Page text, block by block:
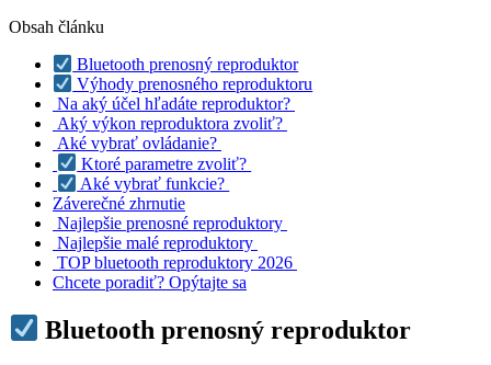
Obsah článku
Bluetooth prenosný reproduktor
Výhody prenosného reproduktoru
Na aký účel hľadáte reproduktor?
Aký výkon reproduktora zvoliť?
Aké vybrať ovládanie?
Ktoré parametre zvoliť?
Aké vybrať funkcie?
Záverečné zhrnutie
Najlepšie prenosné reproduktory
Najlepšie malé reproduktory
TOP bluetooth reproduktory 2026
Chcete poradiť? Opýtajte sa
Bluetooth prenosný reproduktor